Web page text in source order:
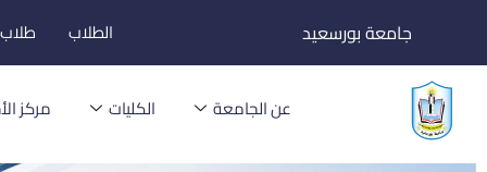
إلى
المحتوى
جامعة بورسعيد الطلاب طلاب
عن الجامعة الكليات مركز